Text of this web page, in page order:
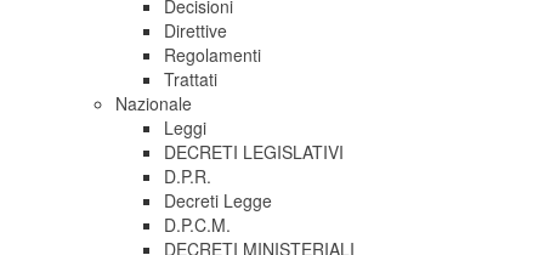
Decisioni
Direttive
Regolamenti
Trattati
Nazionale
Leggi
DECRETI LEGISLATIVI
D.P.R.
Decreti Legge
D.P.C.M.
DECRETI MINISTERIALI